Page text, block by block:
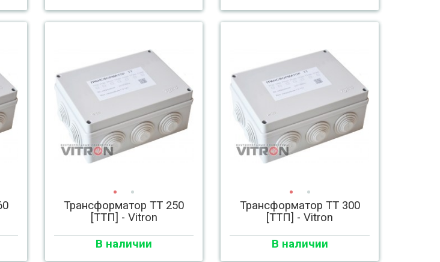
Трансформатор ТТ 250
[ТТП] - Vitron
В наличии
Трансформатор ТТ 300
[ТТП] - Vitron
В наличии